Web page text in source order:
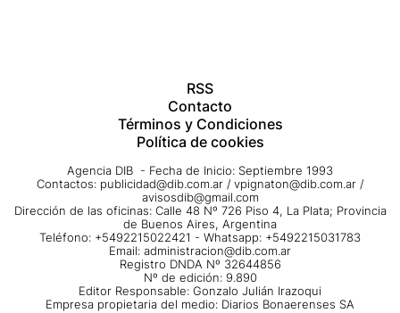
RSS
Contacto
Términos y Condiciones
Política de cookies
Agencia DIB - Fecha de Inicio: Septiembre 1993
Contactos: publicidad@dib.com.ar / vpignaton@dib.com.ar /
avisosdib@gmail.com
Dirección de las oficinas: Calle 48 Nº 726 Piso 4, La Plata; Provincia
de Buenos Aires, Argentina
Teléfono: +5492215022421 - Whatsapp: +5492215031783
Email: administracion@dib.com.ar
Registro DNDA Nº 32644856
Nº de edición: 9.890
Editor Responsable: Gonzalo Julián Irazoqui
Empresa propietaria del medio: Diarios Bonaerenses SA